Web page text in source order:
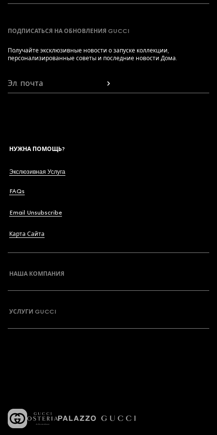
ПОДПИСАТЬСЯ НА ОБНОВЛЕНИЯ GUCCI
Получайте эксклюзивные новости о запуске коллекции,
персонализированные советы и последние новости Дома.
Эл. почта
НУЖНА ПОМОЩЬ?
Экслюзивная Услуга
FAQs
Email Unsubscribe
Карта Сайта
НАША КОМПАНИЯ
УСЛУГИ GUCCI